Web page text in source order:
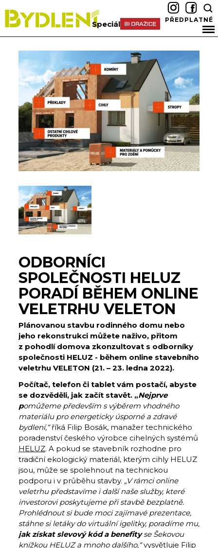
Speciál PŘEDPLATNÉ
ODBORNÍCI
SPOLEČNOSTI HELUZ
PORADÍ BĚHEM ONLINE
VELETRHU VELETON
Plánovanou stavbu rodinného domu nebo
jeho rekonstrukci můžete naživo, přitom
z pohodlí domova zkonzultovat s odborníky
společnosti HELUZ - během online stavebního
veletrhu VELETON (21. – 23. ledna 2022).
Počítač, telefon či tablet vám postačí, abyste
se dozvěděli, jak začít stavět. „Nejprve
pomůžeme především s výběrem vhodného
materiálu pro energeticky úsporné a zdravé
bydlení,“říká Filip Bosák, manažer technického
poradenství českého výrobce cihelných systémů
HELUZ. A pokud se stavebník rozhodne pro
tradiční ekologický materiál, kterým cihly HELUZ
jsou, může se spolehnout na technickou
podporu i v průběhu stavby. „V rámci online
veletrhu představíme i další naše služby, které
investorovi poskytujeme při stavbě bezplatně.
Prohlédnout si bude moci zajímavé prezentace,
stáhne si letáky do virtuální igelitky, poradíme mu,
jak získat slevový kód a benefity se Šekovou
knížkou HELUZ a mnoho dalšího,“vysvětluje Filip